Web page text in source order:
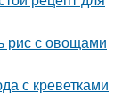
рис с овощами
с креветками